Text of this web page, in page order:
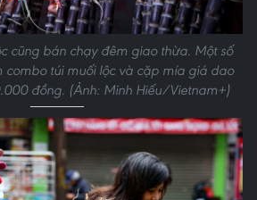
cũng bán chạy đêm giao thừa. Một số
combo túi muối lộc và cặp mía giá dao
đồng. (Ảnh: Minh Hiếu/Vietnam+)